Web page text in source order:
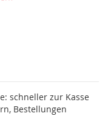
schneller zur Kasse
Bestellungen